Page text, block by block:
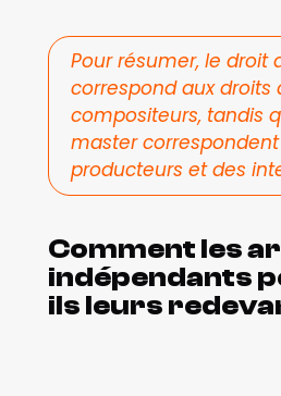
Pour résumer, le droit
correspond aux droits
compositeurs, tandis
master
producteurs et des
Comment les
indépendants
ils leurs